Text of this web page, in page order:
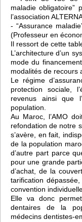
maladie obligatoire”
l’association
- “Assurance
(Professeur en
Il ressort de cette
L’architecture d’un
mode du
modalités de recours
Le régime
protection sociale,
revenus ainsi que
population.
Au Maroc, l’AMO
refondation de notre
s’avère, en fait,
de la population
d’autre part parce
pour une grande
d’achat, de la
tarification
convention
Elle va donc
dentaires de la
médecins dentistes-